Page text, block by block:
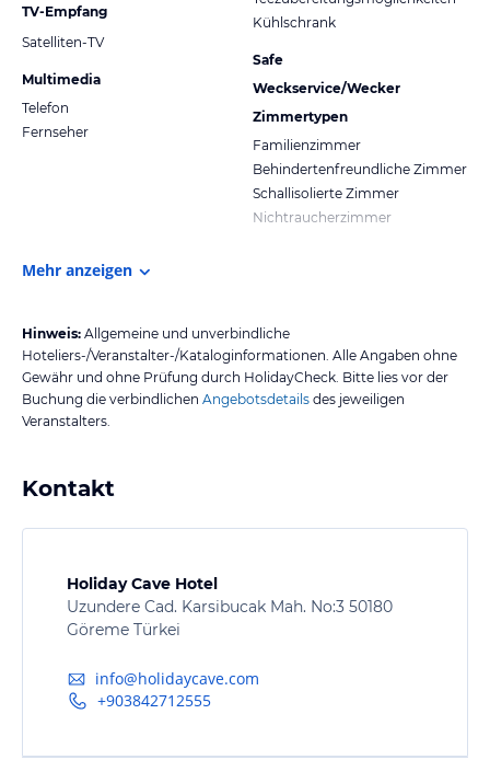
TV-Empfang
Satelliten-TV
Multimedia
Telefon
Fernseher
Kühlschrank
Safe
Weckservice/Wecker
Zimmertypen
Familienzimmer
Behindertenfreundliche Zimmer
Schallisolierte Zimmer
Nichtraucherzimmer
Mehr anzeigen
Hinweis: Allgemeine und unverbindliche
Hoteliers-/Veranstalter-/Kataloginformationen. Alle Angaben ohne
Gewähr und ohne Prüfung durch HolidayCheck. Bitte lies vor der
Buchung die verbindlichen Angebotsdetails des jeweiligen
Veranstalters.
Kontakt
Holiday Cave Hotel
Uzundere Cad. Karsibucak Mah. No:3 50180
Göreme Türkei
info@holidaycave.com
+903842712555